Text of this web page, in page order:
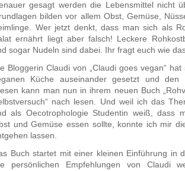
gesagt werden die Lebensmittel nicht
bilden vor allem Obst, Gemüse,
Wer jetzt denkt, dass man sich als
ernährt liegt aber falsch! Leckere
sogar Nudeln sind dabei. Ihr fragt euch wie
Bloggerin Claudi von „Claudi goes vegan“
Küche auseinander gesetzt und den
kann man nun in ihrem neuen Buch
nach lesen. Und weil ich das
als Oecotrophologie Studentin weiß, dass
und Gemüse essen sollte, konnte ich mir
lassen.
Buch startet mit einer kleinen Einführung in
persönlichen Empfehlungen von Claudi